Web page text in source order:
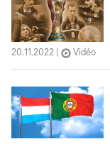
20.11.2022 Vidéo